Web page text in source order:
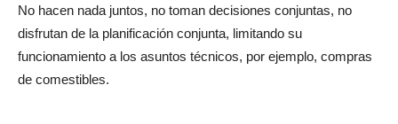
No hacen nada juntos, no toman decisiones conjuntas, no
disfrutan de la planificación conjunta, limitando su
funcionamiento a los asuntos técnicos, por ejemplo, compras
de comestibles.